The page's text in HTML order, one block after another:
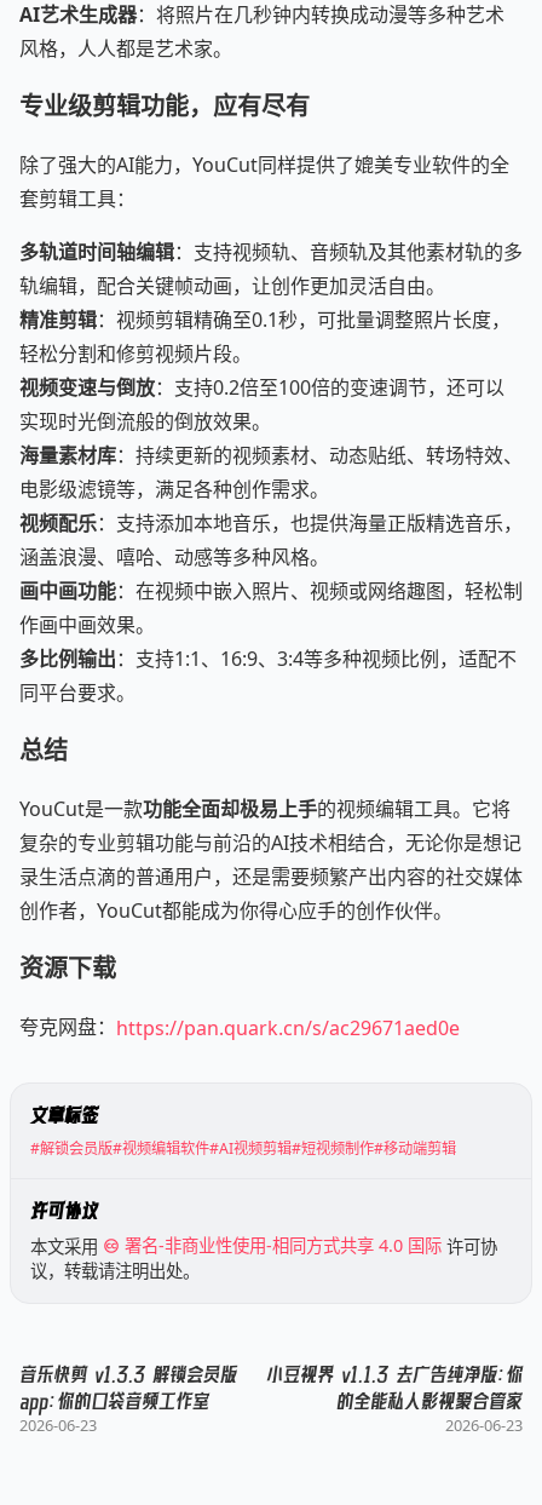
AI艺术生成器：将照片在几秒钟内转换成动漫等多种艺术
风格，人人都是艺术家。
专业级剪辑功能，应有尽有
除了强大的AI能力，YouCut同样提供了媲美专业软件的全
套剪辑工具：
多轨道时间轴编辑：支持视频轨、音频轨及其他素材轨的多
轨编辑，配合关键帧动画，让创作更加灵活自由。
精准剪辑：视频剪辑精确至0.1秒，可批量调整照片长度，
轻松分割和修剪视频片段。
视频变速与倒放：支持0.2倍至100倍的变速调节，还可以
实现时光倒流般的倒放效果。
海量素材库：持续更新的视频素材、动态贴纸、转场特效、
电影级滤镜等，满足各种创作需求。
视频配乐：支持添加本地音乐，也提供海量正版精选音乐，
涵盖浪漫、嘻哈、动感等多种风格。
画中画功能：在视频中嵌入照片、视频或网络趣图，轻松制
作画中画效果。
多比例输出：支持1:1、16:9、3:4等多种视频比例，适配不
同平台要求。
总结
YouCut是一款功能全面却极易上手的视频编辑工具。它将
复杂的专业剪辑功能与前沿的AI技术相结合，无论你是想记
录生活点滴的普通用户，还是需要频繁产出内容的社交媒体
创作者，YouCut都能成为你得心应手的创作伙伴。
资源下载
夸克网盘： https://pan.quark.cn/s/ac29671aed0e
文章标签
#解锁会员版#视频编辑软件#AI视频剪辑#短视频制作#移动端剪辑
许可协议
本文采用 署名-非商业性使用-相同方式共享 4.0 国际 许可协
议，转载请注明出处。
音乐快剪 v1.3.3 解锁会员版
app：你的口袋音频工作室
2026-06-23
小豆视界 v1.1.3 去广告纯净版：你
的全能私人影视聚合管家
2026-06-23